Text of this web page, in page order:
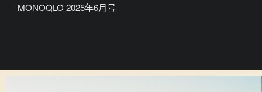
MONOQLO 2025年6月号